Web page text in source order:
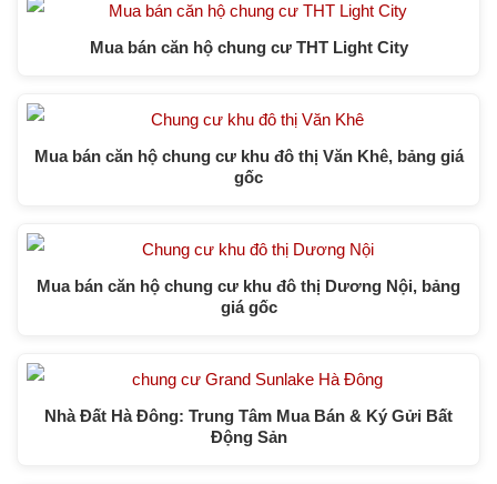
Mua bán căn hộ chung cư THT Light City
Mua bán căn hộ chung cư khu đô thị Văn Khê, bảng giá
gốc
Mua bán căn hộ chung cư khu đô thị Dương Nội, bảng
giá gốc
Nhà Đất Hà Đông: Trung Tâm Mua Bán & Ký Gửi Bất
Động Sản